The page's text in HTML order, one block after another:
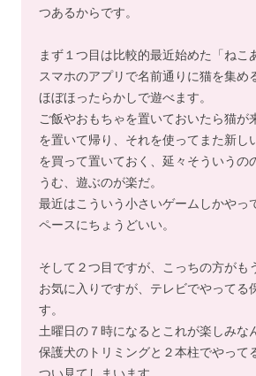
つあるからです。
まず１つ目は比較的最近始めた「ねこ
スマホのアプリで名前通りに猫を集め
ほぼほったらかしで遊べます。
ご飯やおもちゃを置いておいたら猫が
を置いて帰り、それを使ってまた新し
を買って置いておく、延々そういうの
うむ、遊ぶのが楽だ。
最近はこういう小さいゲームしかやっ
ペースにちょうどいい。
そして２つ目ですが、こっちの方がも
お気に入りですが、テレビでやってる
す。
土曜日の７時になるとこれが楽しみな
保護犬のトリミングと２本柱でやって